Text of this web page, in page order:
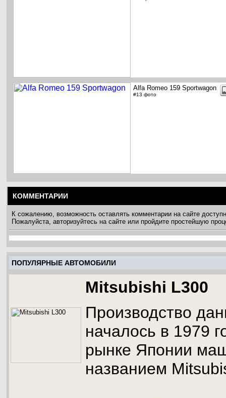
Alfa Romeo 159 Sportwagon
#13 фото
КОММЕНТАРИИ
К сожалению, возможность оставлять комментарии на сайте
Пожалуйста, авторизуйтесь на сайте или пройдите простейшую
ПОПУЛЯРНЫЕ АВТОМОБИЛИ
Mitsubishi L300
Производство
началось в 1979
рынке Японии
названием